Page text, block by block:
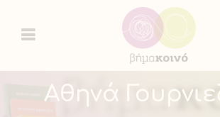
Αθηνά